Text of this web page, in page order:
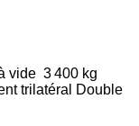
vide 3 400 kg
trilatéral
Double